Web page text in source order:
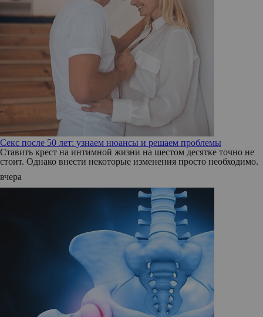
Секс после 50 лет: узнаем нюансы и решаем проблемы
Ставить крест на интимной жизни на шестом десятке точно не
стоит. Однако внести некоторые изменения просто необходимо.
вчера